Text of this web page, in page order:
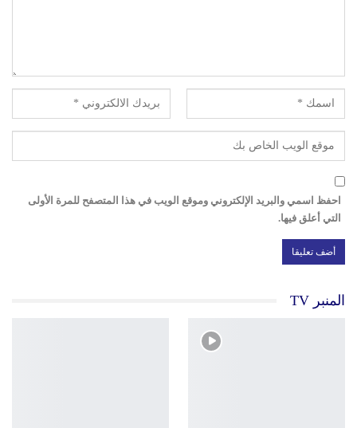
احفظ اسمي والبريد الإلكتروني وموقع الويب في هذا المتصفح للمرة الأولى
التي أعلق فيها.
المنبر TV